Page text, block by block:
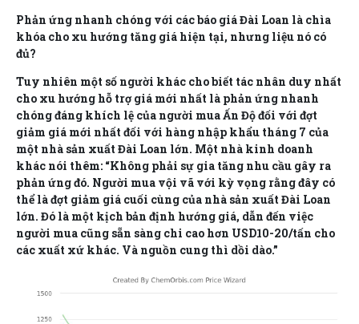
Phản ứng nhanh chóng với các báo giá Đài Loan là chìa
khóa cho xu hướng tăng giá hiện tại, nhưng liệu nó có
đủ?
Tuy nhiên một số người khác cho biết tác nhân duy nhất
cho xu hướng hỗ trợ giá mới nhất là phản ứng nhanh
chóng đáng khích lệ của người mua Ấn Độ đối với đợt
giảm giá mới nhất đối với hàng nhập khẩu tháng 7 của
một nhà sản xuất Đài Loan lớn. Một nhà kinh doanh
khác nói thêm: “Không phải sự gia tăng nhu cầu gây ra
phản ứng đó. Người mua vội vã với kỳ vọng rằng đây có
thể là đợt giảm giá cuối cùng của nhà sản xuất Đài Loan
lớn. Đó là một kịch bản định hướng giá, dẫn đến việc
người mua cũng sẵn sàng chi cao hơn USD10-20/tấn cho
các xuất xứ khác. Và nguồn cung thì dồi dào.”